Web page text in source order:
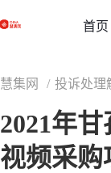
首页
慧集网 / 投诉处理
2021年
视频采